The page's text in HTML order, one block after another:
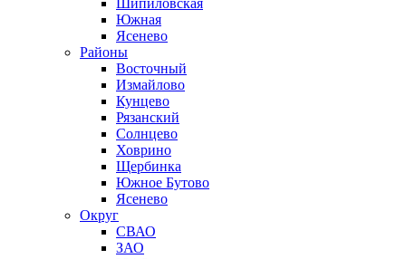
Шипиловская
Южная
Ясенево
Районы
Восточный
Измайлово
Кунцево
Рязанский
Солнцево
Ховрино
Щербинка
Южное Бутово
Ясенево
Округ
СВАО
ЗАО